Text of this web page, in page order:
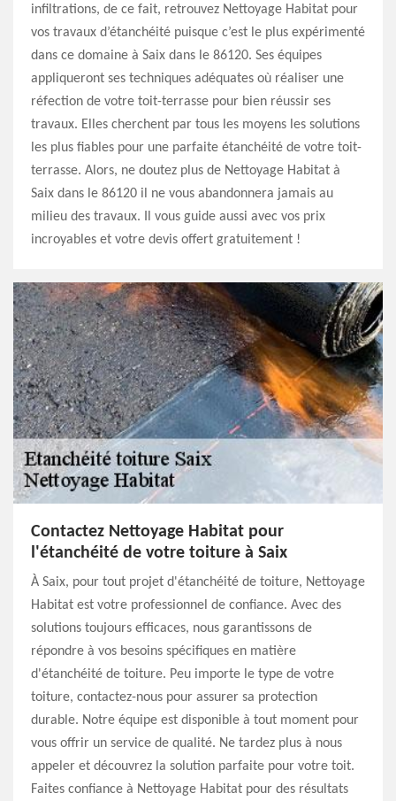
infiltrations, de ce fait, retrouvez Nettoyage Habitat pour
vos travaux d’étanchéité puisque c’est le plus expérimenté
dans ce domaine à Saix dans le 86120. Ses équipes
appliqueront ses techniques adéquates où réaliser une
réfection de votre toit-terrasse pour bien réussir ses
travaux. Elles cherchent par tous les moyens les solutions
les plus fiables pour une parfaite étanchéité de votre toit-
terrasse. Alors, ne doutez plus de Nettoyage Habitat à
Saix dans le 86120 il ne vous abandonnera jamais au
milieu des travaux. Il vous guide aussi avec vos prix
incroyables et votre devis offert gratuitement !
Contactez Nettoyage Habitat pour
l'étanchéité de votre toiture à Saix
À Saix, pour tout projet d'étanchéité de toiture, Nettoyage
Habitat est votre professionnel de confiance. Avec des
solutions toujours efficaces, nous garantissons de
répondre à vos besoins spécifiques en matière
d'étanchéité de toiture. Peu importe le type de votre
toiture, contactez-nous pour assurer sa protection
durable. Notre équipe est disponible à tout moment pour
vous offrir un service de qualité. Ne tardez plus à nous
appeler et découvrez la solution parfaite pour votre toit.
Faites confiance à Nettoyage Habitat pour des résultats